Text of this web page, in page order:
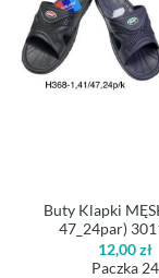
Buty Klapki
47_24par)
12,00zł
Paczka 24